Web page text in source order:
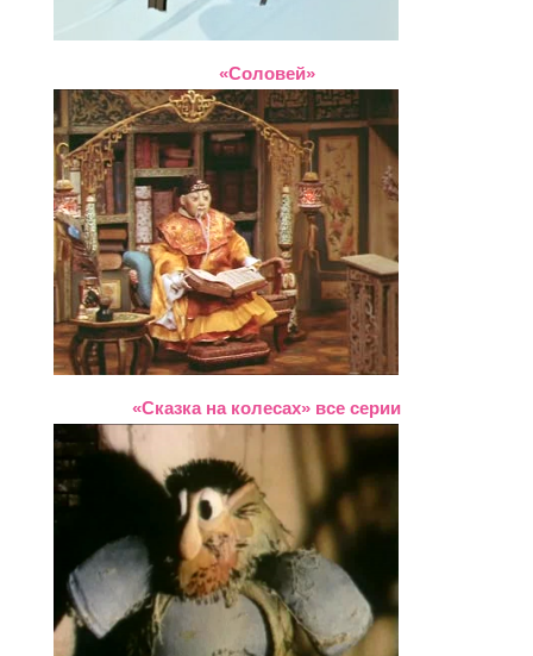
«Соловей»
«Сказка на колесах» все серии